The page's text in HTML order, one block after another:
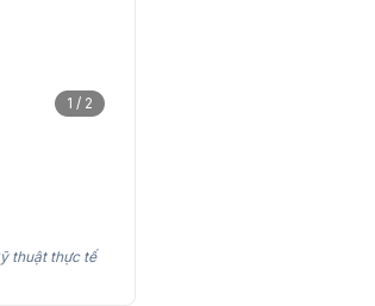
1 / 2
thuật thực tế